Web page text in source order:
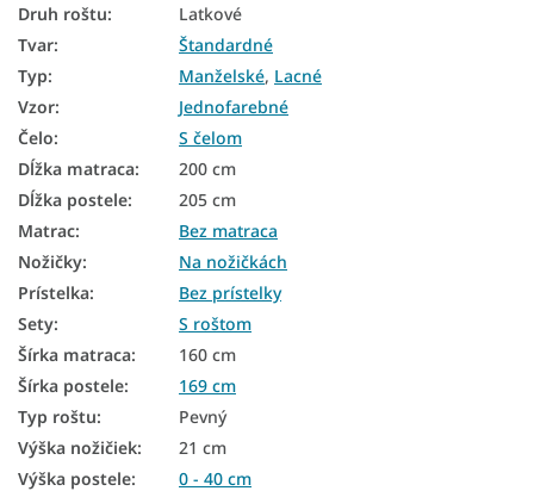
Manželské postele z masívu 180x200
Dubové manželské postele 160x200
Biele manželské postele 160x200
Manželské postele dub sonoma 160x200
Drevené manželské postele s úložným priestorom
Manželské postele 160x200 čalúnené
Rustikálne postele z masívu
Jednofarebné postele
Postele s čelom
Moderné postele s úložným priestorom
Postele bez matracov
Druh roštu:
Latkové
Tvar:
Štandardné
Typ: Manželské, Lacné
Vzor:
Jednofarebné
Čelo:
S čelom
Dĺžka matraca:
200 cm
Dĺžka postele:
205 cm
Matrac:
Bez matraca
Nožičky:
Na nožičkách
Prístelka:
Bez prístelky
Sety:
S roštom
Šírka matraca:
160 cm
Šírka postele:
169 cm
Typ roštu:
Pevný
Výška nožičiek:
21 cm
Výška postele:
0 - 40 cm